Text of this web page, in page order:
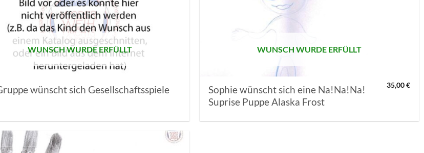
WUNSCH WURDE ERFÜLLT
wünscht sich Gesellschaftsspiele
WUNSCH WURDE ERFÜLLT
Sophie wünscht sich eine Na!Na!Na!
Suprise Puppe Alaska Frost
35,00€